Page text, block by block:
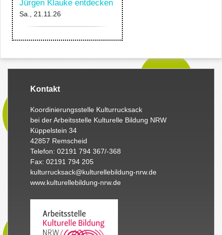
Jürgen Klauke entdecken
Sa., 21.11.26
Kontakt
Koordinierungsstelle Kulturrucksack
bei der Arbeitsstelle Kulturelle Bildung NRW
Küppelstein 34
42857 Remscheid
Telefon: 02191 794 367/-368
Fax: 02191 794 205
kulturrucksack@kulturellebildung-nrw.de
www.kulturellebildung-nrw.de